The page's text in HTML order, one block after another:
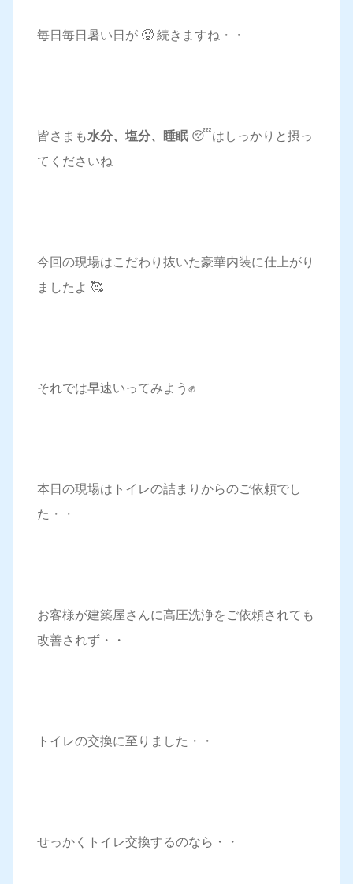
毎日毎日暑い日が 🥵 続きますね・・
皆さまも水分、塩分、睡眠😴はしっかりと摂っ
てくださいね
今回の現場はこだわり抜いた豪華内装に仕上がり
ましたよ 🥰
それでは早速いってみよう✊
本日の現場はトイレの詰まりからのご依頼でし
た・・
お客様が建築屋さんに高圧洗浄をご依頼されても
改善されず・・
トイレの交換に至りました・・
せっかくトイレ交換するのなら・・